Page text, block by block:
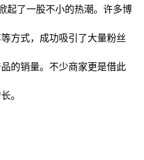
起了一股不小的热潮。许多博
方式，成功吸引了大量粉丝
的销量。不少商家更是借此
。